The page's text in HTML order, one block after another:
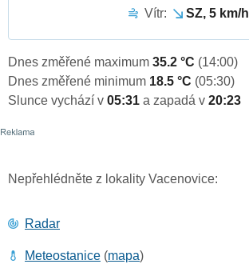
Vítr:
SZ, 5 km/h
Dnes změřené maximum 35.2 °C (14:00)
Dnes změřené minimum 18.5 °C (05:30)
Slunce vychází v 05:31 a zapadá v 20:23
Nepřehlédněte z lokality Vacenovice:
Radar
Meteostanice (mapa)